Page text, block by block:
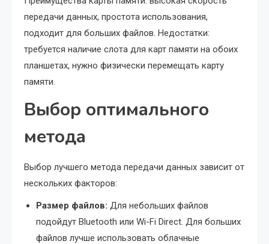
передачи данных, простота использования,
подходит для больших файлов. Недостатки:
требуется наличие слота для карт памяти на обоих
планшетах, нужно физически перемещать карту
памяти.
Выбор оптимального
метода
Выбор лучшего метода передачи данных зависит от
нескольких факторов:
Размер файлов: Для небольших файлов
подойдут Bluetooth или Wi-Fi Direct. Для больших
файлов лучше использовать облачные